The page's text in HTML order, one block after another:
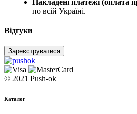
Накладені платежі (оплата
по всій Україні.
Відгуки
Зареєструватися
© 2021 Push-ok
Каталог